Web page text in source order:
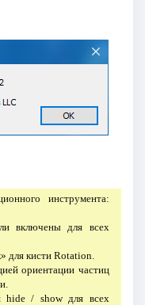
инструмента:
включены для всех
для кисти Rotation.
ориентации частиц
hide / show для всех